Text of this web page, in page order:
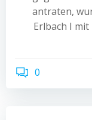
antraten,
Erlbach I mit
0